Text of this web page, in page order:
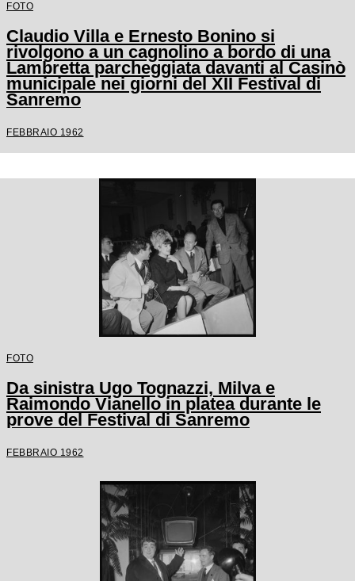
FOTO
Claudio Villa e Ernesto Bonino si
rivolgono a un cagnolino a bordo di una
Lambretta parcheggiata davanti al Casinò
municipale nei giorni del XII Festival di
Sanremo
FEBBRAIO 1962
FOTO
Da sinistra Ugo Tognazzi, Milva e
Raimondo Vianello in platea durante le
prove del Festival di Sanremo
FEBBRAIO 1962